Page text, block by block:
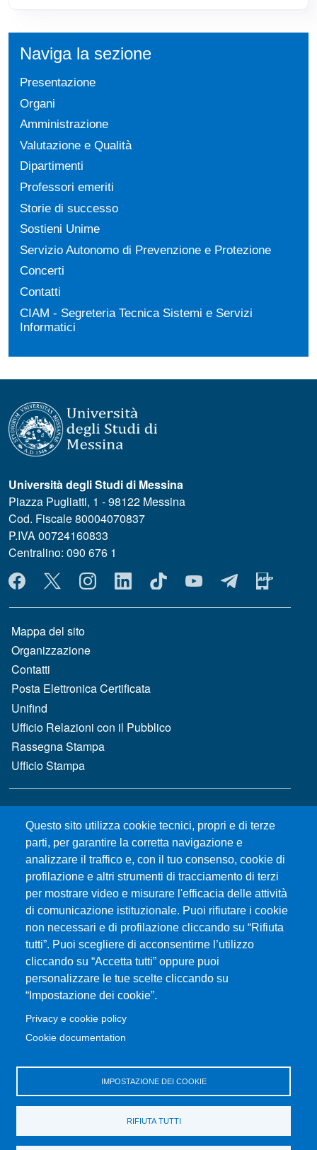
Naviga la sezione
Presentazione
Organi
Amministrazione
Valutazione e Qualità
Dipartimenti
Professori emeriti
Storie di successo
Sostieni Unime
Servizio Autonomo di Prevenzione e Protezione
Concerti
Contatti
CIAM - Segreteria Tecnica Sistemi e Servizi
Informatici
Questo sito utilizza cookie tecnici, propri e di terze
parti, per garantire la corretta navigazione e
analizzare il traffico e, con il tuo consenso, cookie di
profilazione e altri strumenti di tracciamento di terzi
per mostrare video e misurare l'efficacia delle attività
di comunicazione istituzionale. Puoi rifiutare i cookie
non necessari e di profilazione cliccando su “Rifiuta
tutti”. Puoi scegliere di acconsentirne l’utilizzo
cliccando su “Accetta tutti” oppure puoi
personalizzare le tue scelte cliccando su
“Impostazione dei cookie”.
Privacy e cookie policy
Cookie documentation
IMPOSTAZIONE DEI COOKIE
RIFIUTA TUTTI
Università degli Studi di Messina
Piazza Pugliatti, 1 - 98122 Messina
Cod. Fiscale 80004070837
P.IVA 00724160833
Centralino: 090 676 1
MENÙ SOCIAL
MENÙ FOOTER 1
Mappa del sito
Organizzazione
Contatti
Posta Elettronica Certificata
Unifind
Ufficio Relazioni con il Pubblico
Rassegna Stampa
Ufficio Stampa
MENÙ FOOTER 2
Gare d'appalto
Albo online
CIAM - Servizi Informatici
Brand Identity
Elenco siti tematici
Servizi per Disabilità e DSA
Sostieni Unime
Performance - trasparenza
Amministrazione trasparente
Note Legali
Atti di notifica
Pianificazione strategica
Privacy e cookie policy
Rivedi le tue scelte sui cookie